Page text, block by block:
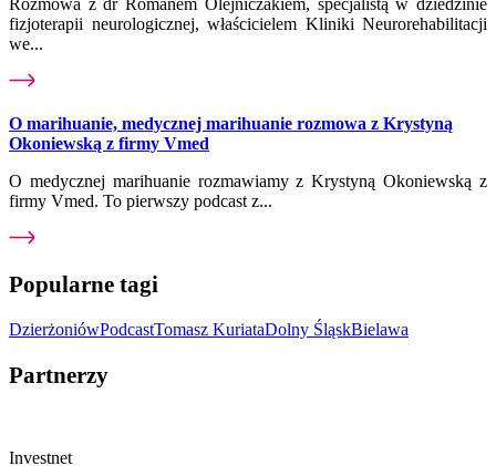
fizjoterapii neurologicznej, właścicielem Kliniki Neurorehabilitacji
we...
O marihuanie, medycznej marihuanie rozmowa z Krystyną
Okoniewską z firmy Vmed
O medycznej marihuanie rozmawiamy z Krystyną Okoniewską z
firmy Vmed. To pierwszy podcast z...
Popularne tagi
DzierżoniówPodcastTomasz KuriataDolny ŚląskBielawa
Partnerzy
Investnet